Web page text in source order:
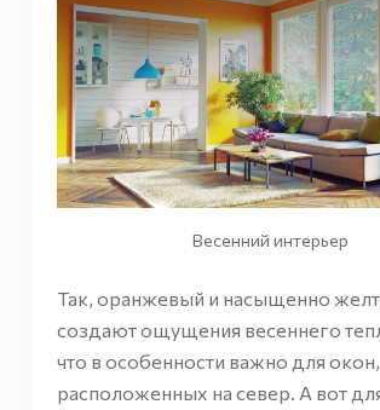
Весенний интерьер
Так, оранжевый и насыщенно
создают ощущения весеннего
что в особенности важно для окон,
расположенных на север. А вот